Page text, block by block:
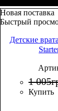
Новая поставка
Быстрый
Детские
1 005
Купить